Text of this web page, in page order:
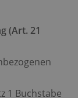
(Art. 21
1 Buchstabe